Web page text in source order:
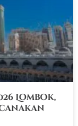
Lombok,